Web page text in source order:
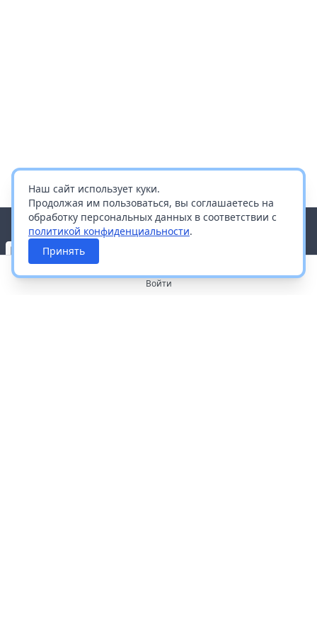
Наш сайт использует куки.
Продолжая им пользоваться, вы соглашаетесь на
обработку персональных данных в соответствии с
политикой конфиденциальности.
Принять
Войти